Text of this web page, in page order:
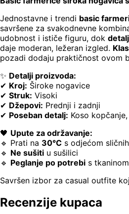
Jednostavne i trendi basic
savršene za svakodnevne
udobnost i ističe figuru, dok
daje moderan, ležeran izgled.
pozadi dodaju praktičnost ovom
✨ Detalji proizvoda:
✔ Kroj: Široke nogavice
✔ Struk: Visoki
✔ Džepovi: Prednji i zadnji
✔ Poseban detalj: Koso
🖤 Upute za održavanje:
🔹 Prati na 30°C s odjećom
🔹 Ne sušiti u sušilici
🔹 Peglanje po potrebi s
Savršen izbor za casual outfite
Recenzije kupaca